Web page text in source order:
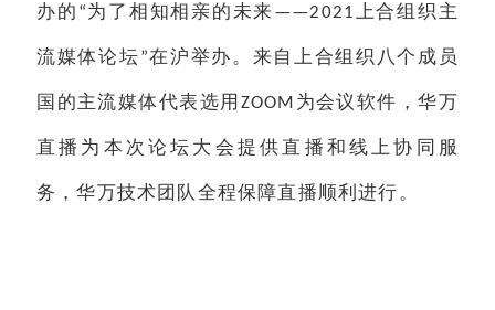
办的 “为了相知相亲的未来——2021上合组织主
流媒体论坛”在沪举办。来自上合组织八个成员
国的主流媒体代表选用 ZOOM 为会议软件，华万
直播为本次论坛大会提供直播和线上协同服
务，华万技术团队全程保障直播顺利进行。